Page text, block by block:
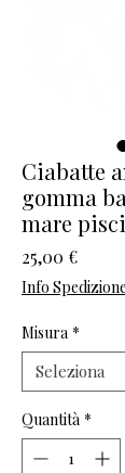
Ciabatte
gomma
mare
25,00 €Prezzo
Info Spedizione
Misura *
Quantità *